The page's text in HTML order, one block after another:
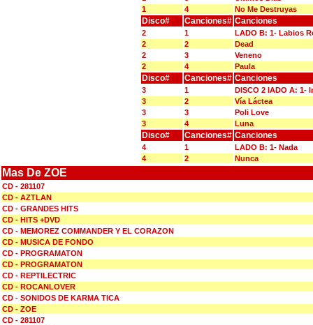
1
4 No Me Destruyas
Disco# Canciones# Canciones
2 1
LADO B: 1- Labios
2
2
Dead
2
3
Veneno
2
4 Paula
Disco# Canciones# Canciones
3 1
DISCO 2 lADO A: 1-
3
2
Vía Láctea
3
3
Poli Love
3
4 Luna
Disco# Canciones# Canciones
4 1
LADO B: 1- Nada
4
2 Nunca
Mas De ZOE
CD - 281107
CD - AZTLAN
CD - GRANDES HITS
CD - HITS +DVD
CD - MEMOREZ COMMANDER Y EL CORAZON
CD - MUSICA DE FONDO
CD - PROGRAMATON
CD - PROGRAMATON
CD - REPTILECTRIC
CD - ROCANLOVER
CD - SONIDOS DE KARMA TICA
CD - ZOE
CD - 281107